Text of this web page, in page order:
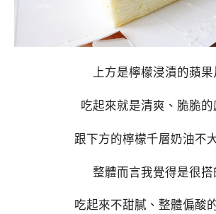
上方是檸檬浸漬的蘋果
吃起來就是清爽、脆脆的
跟下方的檸檬千層奶油不
整體而言我覺得是很搭
吃起來不甜膩、整體偏酸